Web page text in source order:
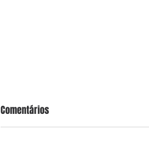
Comentários